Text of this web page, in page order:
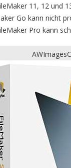
11, 12 und
Go kann nicht
Pro kann